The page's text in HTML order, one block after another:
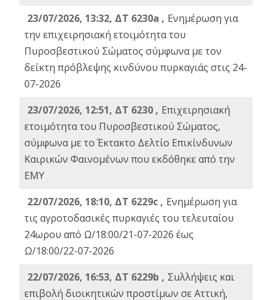
23/07/2026, 13:32, ΔΤ 6230a , Ενημέρωση για
την επιχειρησιακή ετοιμότητα του
Πυροσβεστικού Σώματος σύμφωνα με τον
δείκτη πρόβλεψης κινδύνου πυρκαγιάς στις 24-
07-2026
23/07/2026, 12:51, ΔΤ 6230 , Επιχειρησιακή
ετοιμότητα του Πυροσβεστικού Σώματος,
σύμφωνα με το Έκτακτο Δελτίο Επικίνδυνων
Καιρικών Φαινομένων που εκδόθηκε από την
ΕΜΥ
22/07/2026, 18:10, ΔΤ 6229c , Ενημέρωση για
τις αγροτοδασικές πυρκαγιές του τελευταίου
24ωρου από Ω/18:00/21-07-2026 έως
Ω/18:00/22-07-2026
22/07/2026, 16:53, ΔΤ 6229b , Σuλλήψεις και
επιβολή διοικητικών προστίμων σε Αττική,